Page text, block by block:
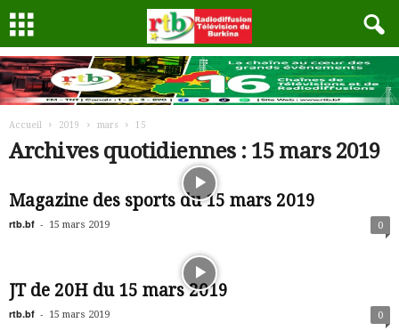
Accueil 2019 mars 15
Archives quotidiennes : 15 mars 2019
Magazine des sports du 15 mars 2019
rtb.bf - 15 mars 2019 0
JT de 20H du 15 mars 2019
rtb.bf - 15 mars 2019 0